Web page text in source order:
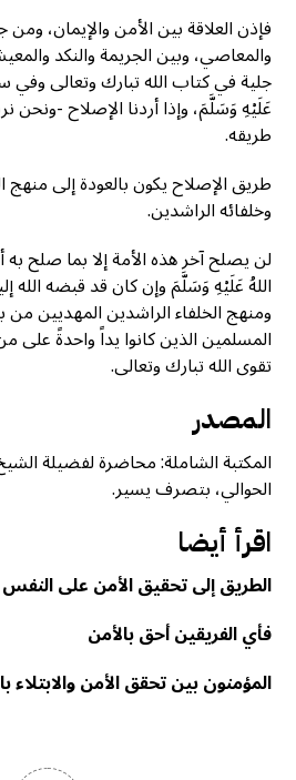
فإذن العلاقة بين الأمن والإيمان،
والمعاصي، وبين الجريمة والنكد
جلية في كتاب الله تبارك وتعالى وفي
عَلَيْهِ وَسَلَّمَ، وإذا أردنا الإصلاح -ونحن
طريقه.
طريق الإصلاح يكون بالعودة إلى
وخلفائه الراشدين.
لن يصلح آخر هذه الأمة إلا بما صلح
اللهُ عَلَيْهِ وَسَلَّمَ وإن كان قد قبضه الله
ومنهج الخلفاء الراشدين المهديين
المسلمين الذين كانوا يداً واحدةً على
تقوى الله تبارك وتعالى.
المصدر
المكتبة الشاملة: محاضرة لفضيلة
الحوالي، بتصرف يسير.
اقرأ أيضا
الطريق إلى تحقيق الأمن على
فأي الفريقين أحق بالأمن
المؤمنون بين تحقق الأمن والابتلاء